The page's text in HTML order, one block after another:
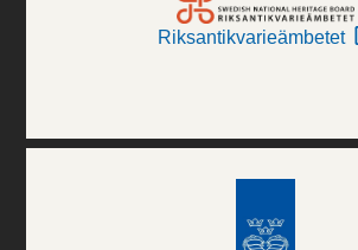
Riksantikvarieämbetet